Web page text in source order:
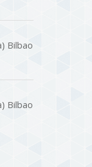
Bilbao
Bilbao